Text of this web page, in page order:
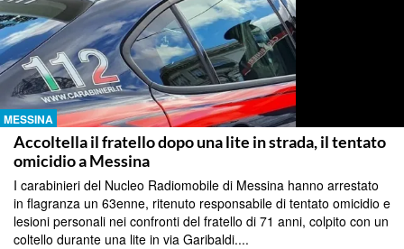
MESSINA
Accoltella il fratello dopo una lite in strada, il tentato
omicidio a Messina
I carabinieri del Nucleo Radiomobile di Messina hanno arrestato
in flagranza un 63enne, ritenuto responsabile di tentato omicidio e
lesioni personali nei confronti del fratello di 71 anni, colpito con un
coltello durante una lite in via Garibaldi....